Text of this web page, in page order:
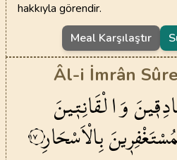
hakkıyla görendir.
Meal Karşılaştır
Âl-i İmrân
وَالْقَانِت۪ينَ
بِالْاَسْحَارِ١٧